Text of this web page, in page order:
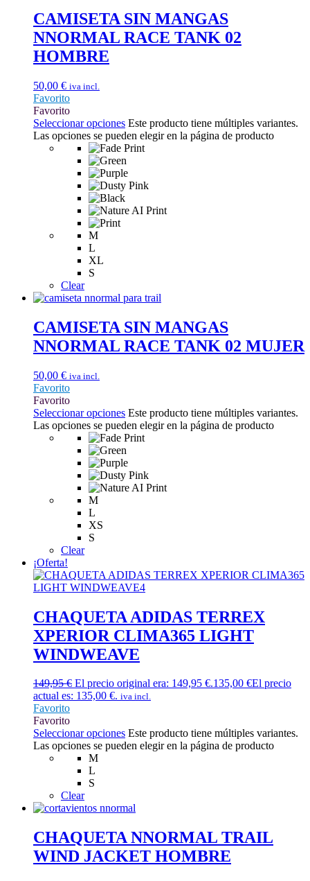
CAMISETA SIN MANGAS
NNORMAL RACE TANK 02
HOMBRE
50,00 € iva incl.
Favorito
Favorito
Seleccionar opciones Este producto tiene múltiples variantes.
Las opciones se pueden elegir en la página de producto
M
L
XL
S
Clear
CAMISETA SIN MANGAS
NNORMAL RACE TANK 02 MUJER
50,00 € iva incl.
Favorito
Favorito
Seleccionar opciones Este producto tiene múltiples variantes.
Las opciones se pueden elegir en la página de producto
M
L
XS
S
Clear
¡Oferta!
CHAQUETA ADIDAS TERREX
XPERIOR CLIMA365 LIGHT
WINDWEAVE
149,95€ El precio original era: 149,95 €.135,00 €El precio
actual es: 135,00 €. iva incl.
Favorito
Favorito
Seleccionar opciones Este producto tiene múltiples variantes.
Las opciones se pueden elegir en la página de producto
M
L
S
Clear
CHAQUETA NNORMAL TRAIL
WIND JACKET HOMBRE